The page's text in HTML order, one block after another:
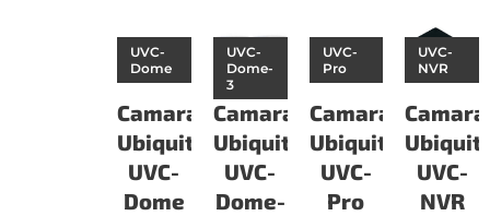
Camaras
Ubiquiti
UVC-
Dome
UVC-
Dome
Camaras
Ubiquiti
UVC-
Dome-
UVC-
Dome-
3
Camaras
Ubiquiti
UVC-
Pro
UVC-
Pro
Ubiquiti
UVC-
NVR
UVC-
NVR